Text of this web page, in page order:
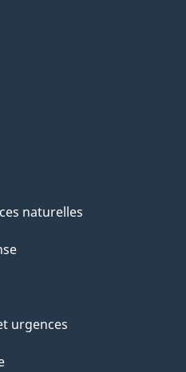
naturelles
urgences